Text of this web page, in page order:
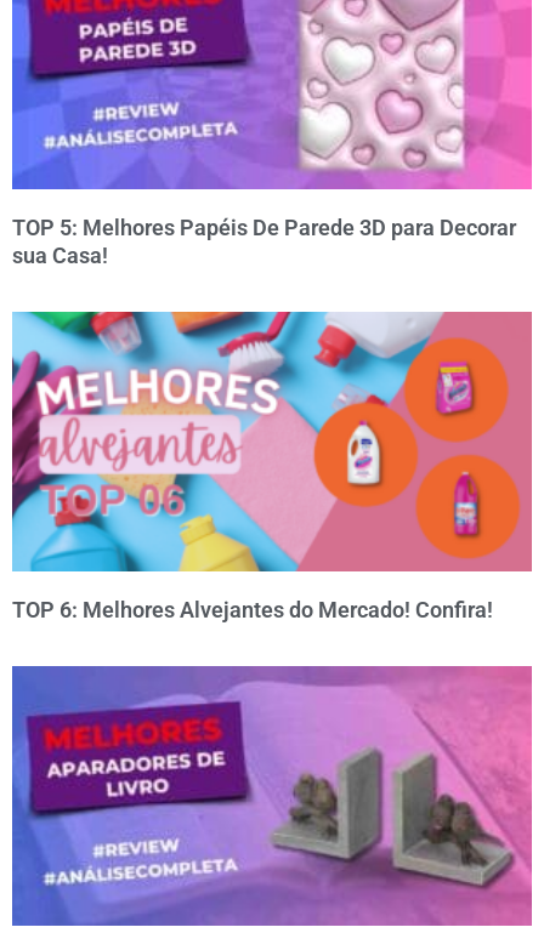
TOP 5: Melhores Papéis De Parede 3D para Decorar
sua Casa!
TOP 6: Melhores Alvejantes do Mercado! Confira!